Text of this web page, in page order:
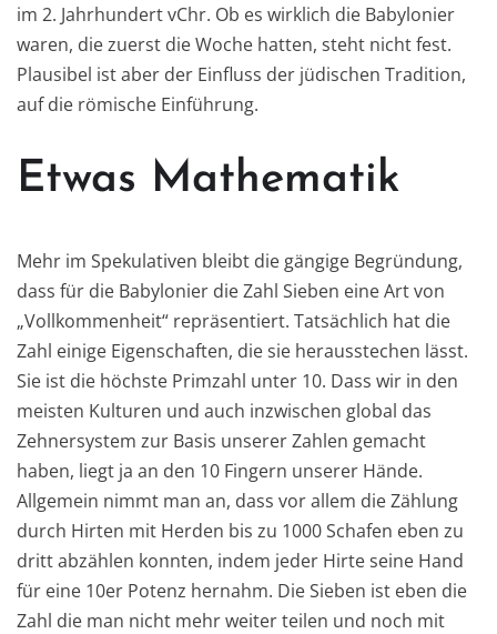
im 2. Jahrhundert vChr. Ob es wirklich die Babylonier
waren, die zuerst die Woche hatten, steht nicht fest.
Plausibel ist aber der Einfluss der jüdischen Tradition,
auf die römische Einführung.
Etwas Mathematik
Mehr im Spekulativen bleibt die gängige Begründung,
dass für die Babylonier die Zahl Sieben eine Art von
„Vollkommenheit“ repräsentiert. Tatsächlich hat die
Zahl einige Eigenschaften, die sie herausstechen lässt.
Sie ist die höchste Primzahl unter 10. Dass wir in den
meisten Kulturen und auch inzwischen global das
Zehnersystem zur Basis unserer Zahlen gemacht
haben, liegt ja an den 10 Fingern unserer Hände.
Allgemein nimmt man an, dass vor allem die Zählung
durch Hirten mit Herden bis zu 1000 Schafen eben zu
dritt abzählen konnten, indem jeder Hirte seine Hand
für eine 10er Potenz hernahm. Die Sieben ist eben die
Zahl die man nicht mehr weiter teilen und noch mit